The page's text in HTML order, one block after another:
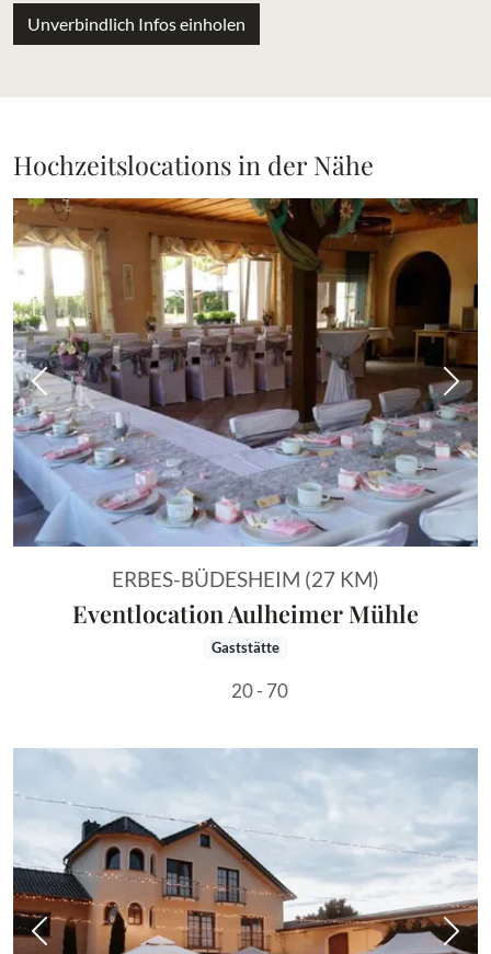
Unverbindlich Infos einholen
Hochzeitslocations in der Nähe
Vorheriges Bild
ERBES-BÜDESHEIM (27 KM)
Eventlocation Aulheimer Mühle
Gaststätte
20 - 70
Vorheriges Bild